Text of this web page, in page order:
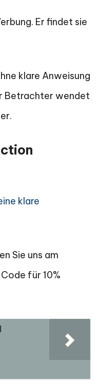
Er findet sie
klare Anweisung
Betrachter wendet
klare
Sie uns am
für 10%